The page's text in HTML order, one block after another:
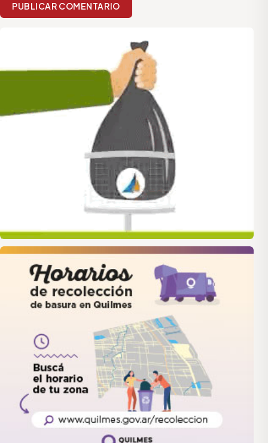
PUBLICAR COMENTARIO
quilmes